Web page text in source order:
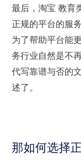
最后，淘宝 教育
正规的平台的服
为了帮助平台能
务行业自然是不
代写靠谱与否的
述了。
那如何选择